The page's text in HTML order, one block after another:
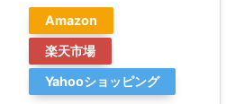
Amazon
楽天市場
Yahooショッピング